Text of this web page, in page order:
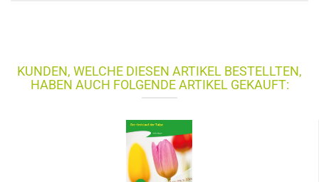
KUNDEN, WELCHE DIESEN ARTIKEL BESTELLTEN,
HABEN AUCH FOLGENDE ARTIKEL GEKAUFT: